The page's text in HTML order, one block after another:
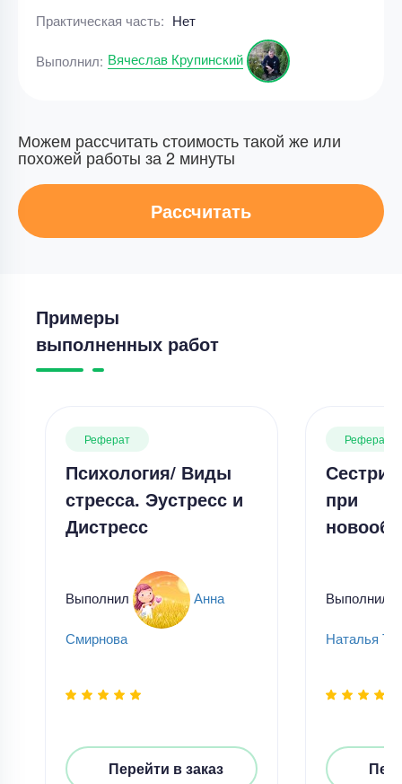
Практическая часть: Нет
Выполнил: Вячеслав Крупинский
Можем рассчитать стоимость такой же или
похожей работы за 2 минуты
Рассчитать
Примеры
выполненных работ
Реферат
Психология/ Виды
стресса. Эустресс и
Дистресс
Выполнил Анна
Смирнова
Перейти в заказ
Реферат
при
Выполнил
Наталья